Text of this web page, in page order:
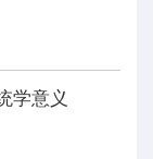
学意义